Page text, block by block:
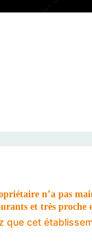
n’a pas
et très
que cet